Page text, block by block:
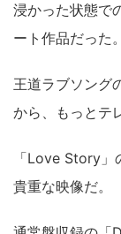
浸かった状態で
ート作品だった。
王道ラブソング
から、もっとテ
「Love Story
貴重な映像だ。